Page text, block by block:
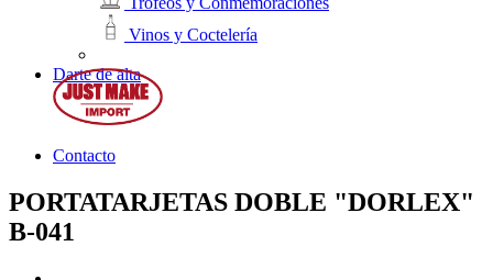
Vinos y Coctelería
Darte de alta
Contacto
PORTATARJETAS DOBLE "DORLEX"
B-041